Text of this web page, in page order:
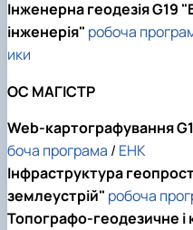
Інженерна геодезія G19
інженерія" робоча
ики
ОС МАГІСТР
Web-картографування
боча програма / ЕНК
Інфраструктура
землеустрій" робоча
Топографо-геодезичне і